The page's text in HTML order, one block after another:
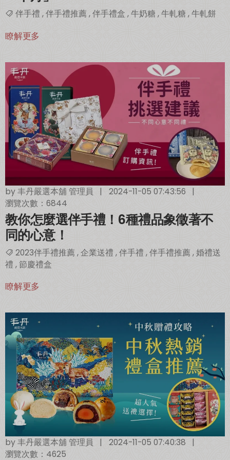
伴手禮 ,伴手禮推薦 ,伴手禮盒 ,牛奶糖,牛軋糖,牛軋餅
瞭解更多
by丰丹嚴選本舖 管理員 | 2024-11-05 07:43:56
|
瀏覽次數：6844
教你怎麼選伴手禮！6種禮品象徵著不
同的心意！
2023伴手禮推薦 ,企業送禮 ,伴手禮 ,伴手禮推薦,婚禮送
禮 ,節慶禮盒
瞭解更多
by丰丹嚴選本舖 管理員 | 2024-11-05 07:40:38
|
瀏覽次數：4625